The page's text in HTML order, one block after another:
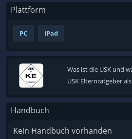
Plattform
PC iPad
Was ist die USK und
USK Elternratgeber
Handbuch
Kein Handbuch vorhanden